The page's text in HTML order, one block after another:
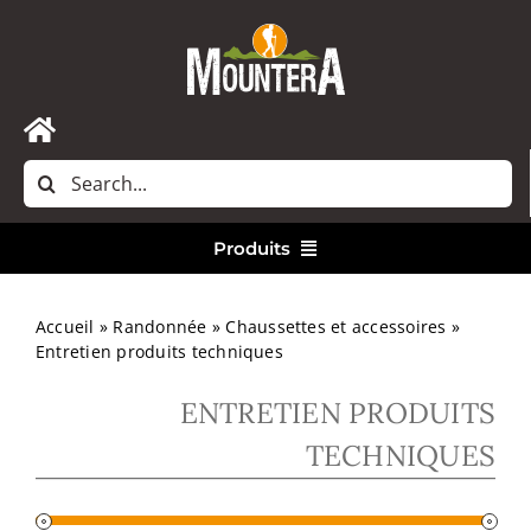
Toggle
Navigation
Accueil
Rechercher:
Produits
Accueil » Randonnée »Chaussettes et accessoires »
Entretien produits techniques
ENTRETIEN PRODUITS
TECHNIQUES